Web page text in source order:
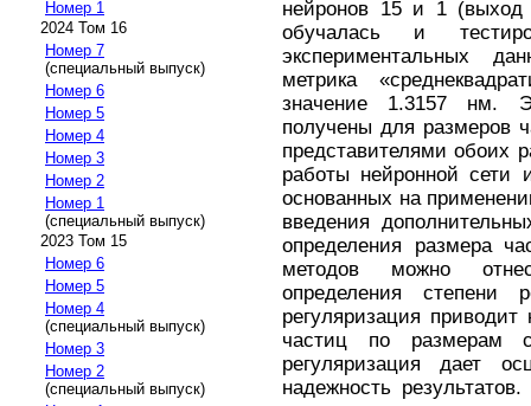
Номер 1
2024 Том 16
Номер 7
(специальный выпуск)
Номер 6
Номер 5
Номер 4
Номер 3
Номер 2
Номер 1
(специальный выпуск)
2023 Том 15
Номер 6
Номер 5
Номер 4
(специальный выпуск)
Номер 3
Номер 2
(специальный выпуск)
нейронов 15 и 1 (выход
обучалась и
экспериментальных
метрика
значение 1.3157 нм.
получены для размеров
представителями обоих
работы нейронной сети
основанных на
введения
определения размера
методов можно
определения степени
регуляризация
частиц по размерам
регуляризация дает
надежность